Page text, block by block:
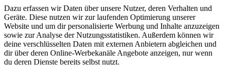
Dazu erfassen wir Daten über unsere Nutzer, deren Verhalten und
Geräte. Diese nutzen wir zur laufenden Optimierung unserer
Website und um dir personalisierte Werbung und Inhalte anzuzeigen
sowie zur Analyse der Nutzungsstatistiken. Außerdem können wir
deine verschlüsselten Daten mit externen Anbietern abgleichen und
dir über deren Online-Werbekanäle Angebote anzeigen, nur wenn
du deren Dienste bereits selbst nutzt.